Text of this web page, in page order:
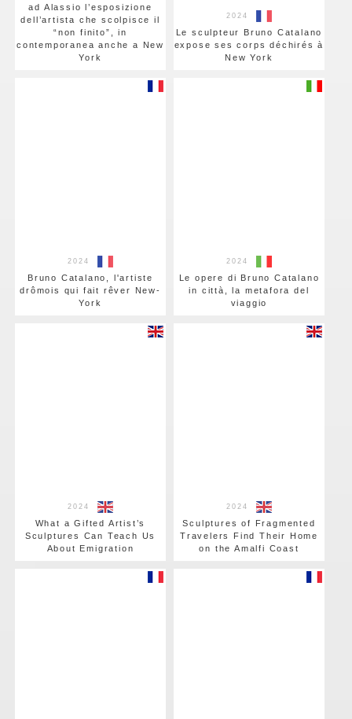
ad Alassio l’esposizione
dell’artista che scolpisce il
“non finito”, in
contemporanea anche a New
York
2024
Le sculpteur Bruno Catalano
expose ses corps déchirés à
New York
2024
Bruno Catalano, l'artiste
drômois qui fait rêver New-
York
2024
Le opere di Bruno Catalano
in città, la metafora del
viaggio
2024
What a Gifted Artist’s
Sculptures Can Teach Us
About Emigration
2024
Sculptures of Fragmented
Travelers Find Their Home
on the Amalfi Coast